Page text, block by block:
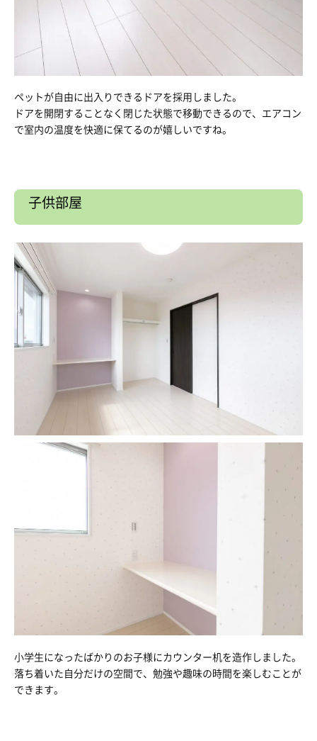
ペットが自由に出入りできるドアを採用しました。
ドアを開閉することなく閉じた状態で移動できるので、エアコン
で室内の温度を快適に保てるのが嬉しいですね。
子供部屋
小学生になったばかりのお子様にカウンター机を造作しました。
落ち着いた自分だけの空間で、勉強や趣味の時間を楽しむことが
できます。